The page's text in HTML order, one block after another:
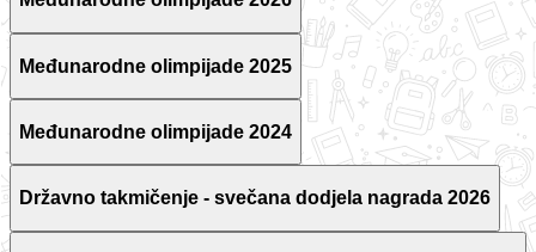
Međunarodne olimpijade 2025
Međunarodne olimpijade 2024
Državno takmičenje - svečana dodjela nagrada 2026